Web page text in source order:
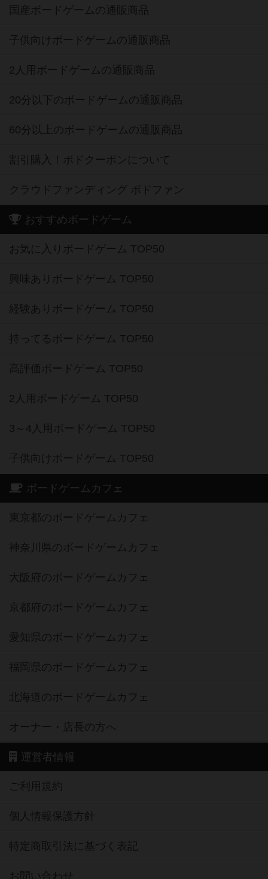
国産ボードゲームの通販商品
子供向けボードゲームの通販商品
2人用ボードゲームの通販商品
20分以下のボードゲームの通販商品
60分以上のボードゲームの通販商品
割引購入！ボドクーポンについて
クラウドファンディング ボドファン
おすすめボードゲーム
お気に入りボードゲーム TOP50
興味ありボードゲーム TOP50
経験ありボードゲーム TOP50
持ってるボードゲーム TOP50
高評価ボードゲーム TOP50
2人用ボードゲーム TOP50
3～4人用ボードゲーム TOP50
子供向けボードゲーム TOP50
ボードゲームカフェ
東京都のボードゲームカフェ
神奈川県のボードゲームカフェ
大阪府のボードゲームカフェ
京都府のボードゲームカフェ
愛知県のボードゲームカフェ
福岡県のボードゲームカフェ
北海道のボードゲームカフェ
オーナー・店長の方へ
運営者情報
ご利用規約
個人情報保護方針
特定商取引法に基づく表記
お問い合わせ